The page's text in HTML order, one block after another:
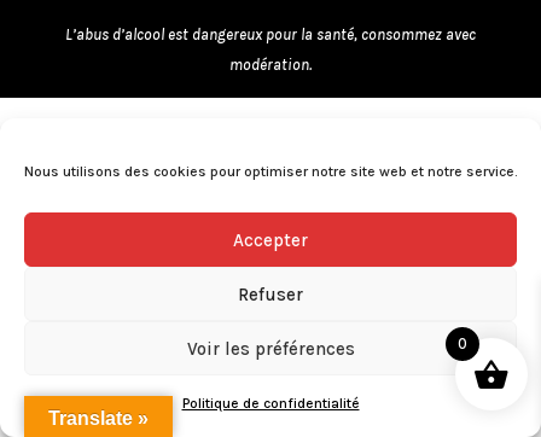
Nous utilisons des cookies pour optimiser notre site web et notre service.
Accepter
Refuser
Voir les préférences
Politique de confidentialité
L’abus d’alcool est dangereux pour la santé, consommez avec
modération.
Translate »
0